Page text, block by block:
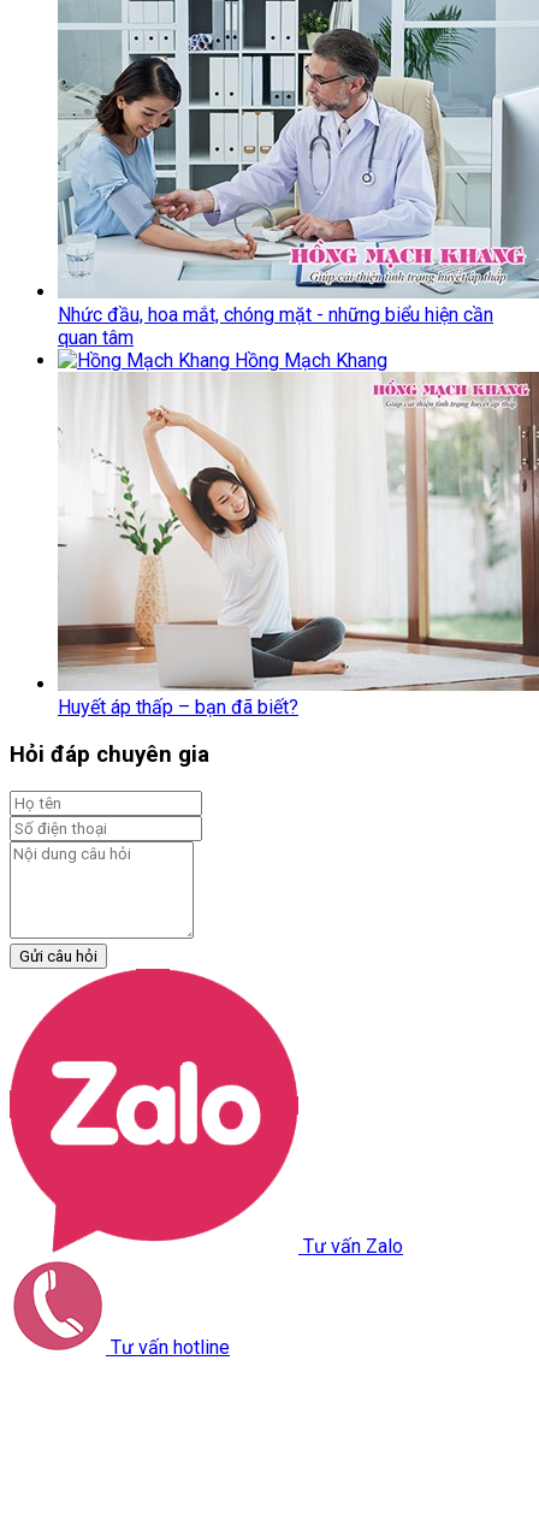
Nhức đầu, hoa mắt, chóng mặt - những biểu hiện cần
quan tâm
Hồng Mạch Khang
Huyết áp thấp – bạn đã biết?
Hỏi đáp chuyên gia
Gửi câu hỏi
Tư vấn Zalo
Tư vấn hotline